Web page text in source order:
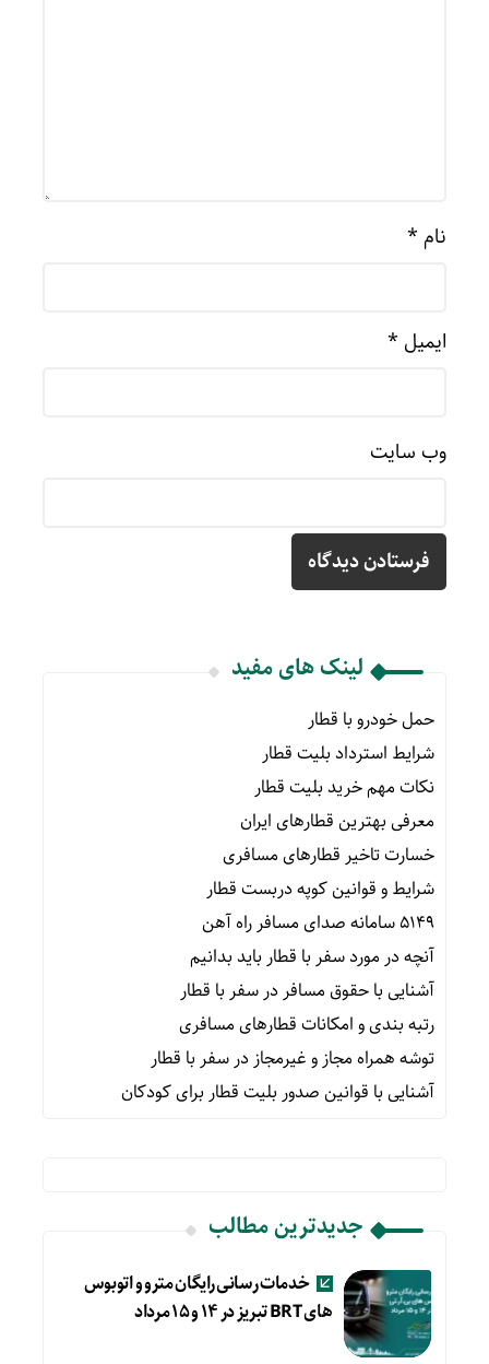
نام *
ایمیل *
وب‌ سایت
لینک های مفید
حمل خودرو با قطار
شرایط استرداد بلیت قطار
نکات مهم خرید بلیت قطار
معرفی بهترین قطارهای ایران
خسارت تاخیر قطارهای مسافری
شرایط و قوانین کوپه دربست قطار
۵۱۴۹ سامانه صدای مسافر راه آهن
آنچه در مورد سفر با قطار باید بدانیم
آشنایی با حقوق مسافر در سفر با قطار
رتبه بندی و امکانات قطارهای مسافری
توشه همراه مجاز و غیرمجاز در سفر با قطار
آشنایی با قوانین صدور بلیت قطار برای کودکان
جدیدترین مطالب
خدمات رسانی رایگان مترو و اتوبوس
های BRT تبریز در ۱۴ و ۱۵ مرداد